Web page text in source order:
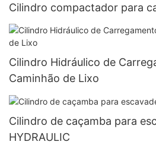
Cilindro compactador para
Cilindro Hidráulico de
Caminhão de Lixo
Cilindro de caçamba para
HYDRAULIC